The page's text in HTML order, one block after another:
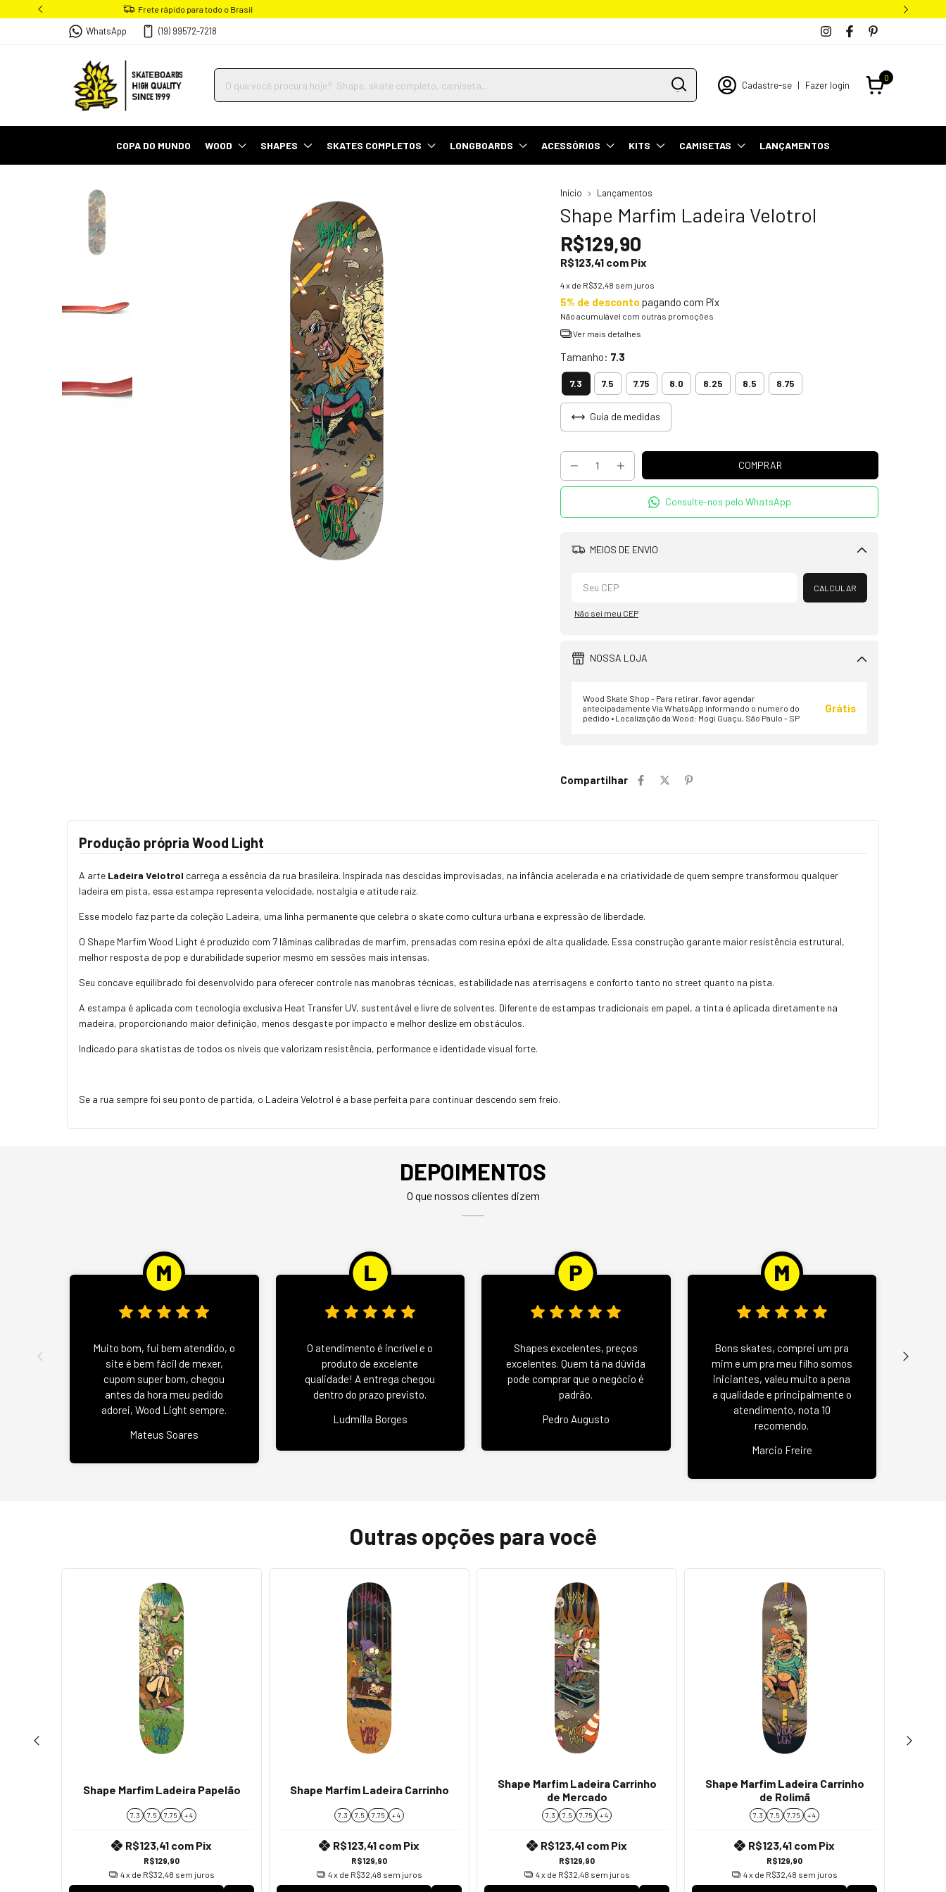
WhatsApp (19) 99572-7218
Cadastre-se | Fazer login
0
COPA DO MUNDO WOOD SHAPES SKATES COMPLETOS LONGBOARDS ACESSÓRIOS KITS CAMISETAS LANÇAMENTOS
Início Lançamentos
Shape Marfim Ladeira Velotrol
R$129,90
R$123,41 com Pix
4x de R$32,48 sem juros
5% de desconto pagando com Pix
Não acumulável com outras promoções
Ver mais detalhes
Tamanho: 7.3
7.3 7.5 7.75 8.0 8.25 8.5 8.75
Guia de medidas
Consulte-nos pelo WhatsApp
MEIOS DE ENVIO
Alterar CEP
CALCULAR
Não sei meu CEP
NOSSA LOJA
Wood Skate Shop - Para retirar, favor agendar
antecipadamente Via WhatsApp informando o numero do
pedido • Localização da Wood: Mogi Guaçu, São Paulo - SP
Grátis
Compartilhar
Produção própria Wood Light
A arte Ladeira Velotrol carrega a essência da rua brasileira. Inspirada nas descidas improvisadas, na infância acelerada e na criatividade de quem sempre transformou qualquer
ladeira em pista, essa estampa representa velocidade, nostalgia e atitude raiz.
Esse modelo faz parte da coleção Ladeira, uma linha permanente que celebra o skate como cultura urbana e expressão de liberdade.
O Shape Marfim Wood Light é produzido com 7 lâminas calibradas de marfim, prensadas com resina epóxi de alta qualidade. Essa construção garante maior resistência estrutural,
melhor resposta de pop e durabilidade superior mesmo em sessões mais intensas.
Seu concave equilibrado foi desenvolvido para oferecer controle nas manobras técnicas, estabilidade nas aterrisagens e conforto tanto no street quanto na pista.
A estampa é aplicada com tecnologia exclusiva Heat Transfer UV, sustentável e livre de solventes. Diferente de estampas tradicionais em papel, a tinta é aplicada diretamente na
madeira, proporcionando maior definição, menos desgaste por impacto e melhor deslize em obstáculos.
Indicado para skatistas de todos os níveis que valorizam resistência, performance e identidade visual forte.
Se a rua sempre foi seu ponto de partida, o Ladeira Velotrol é a base perfeita para continuar descendo sem freio.
DEPOIMENTOS
O que nossos clientes dizem
Muito bom, fui bem atendido, o
site é bem fácil de mexer,
cupom super bom, chegou
antes da hora meu pedido
adorei, Wood Light sempre.
Mateus Soares
O atendimento é incrível e o
produto de excelente
qualidade! A entrega chegou
dentro do prazo previsto.
Ludmilla Borges
Shapes excelentes, preços
excelentes. Quem tá na dúvida
pode comprar que o negócio é
padrão.
Pedro Augusto
Bons skates, comprei um pra
mim e um pra meu filho somos
iniciantes, valeu muito a pena
a qualidade e principalmente o
atendimento, nota 10
recomendo.
Marcio Freire
Outras opções para você
Shape Marfim Ladeira Papelão
7.3 7.5 7.75 + 4
R$129,90
R$123,41 com Pix
4x de R$32,48 sem juros
Shape Marfim Ladeira Carrinho
7.3 7.5 7.75 + 4
R$129,90
R$123,41 com Pix
4x de R$32,48 sem juros
Shape Marfim Ladeira Carrinho
de Mercado
7.3 7.5 7.75 + 4
R$129,90
R$123,41 com Pix
4x de R$32,48 sem juros
Shape Marfim Ladeira Carrinho
de Rolimã
7.3 7.5 7.75 + 4
R$129,90
R$123,41 com Pix
4x de R$32,48 sem juros